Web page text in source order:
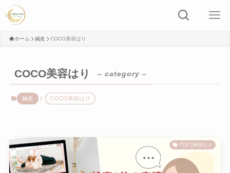
ホーム 鍼灸 COCO美容はり
COCO美容はり – category –
鍼灸 COCO美容はり
COCO美容はり